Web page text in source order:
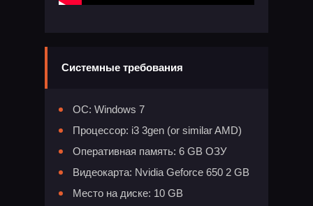
Системные требования
ОС: Windows 7
Процессор: i3 3gen (or similar AMD)
Оперативная память: 6 GB ОЗУ
Видеокарта: Nvidia Geforce 650 2 GB
Место на диске: 10 GB